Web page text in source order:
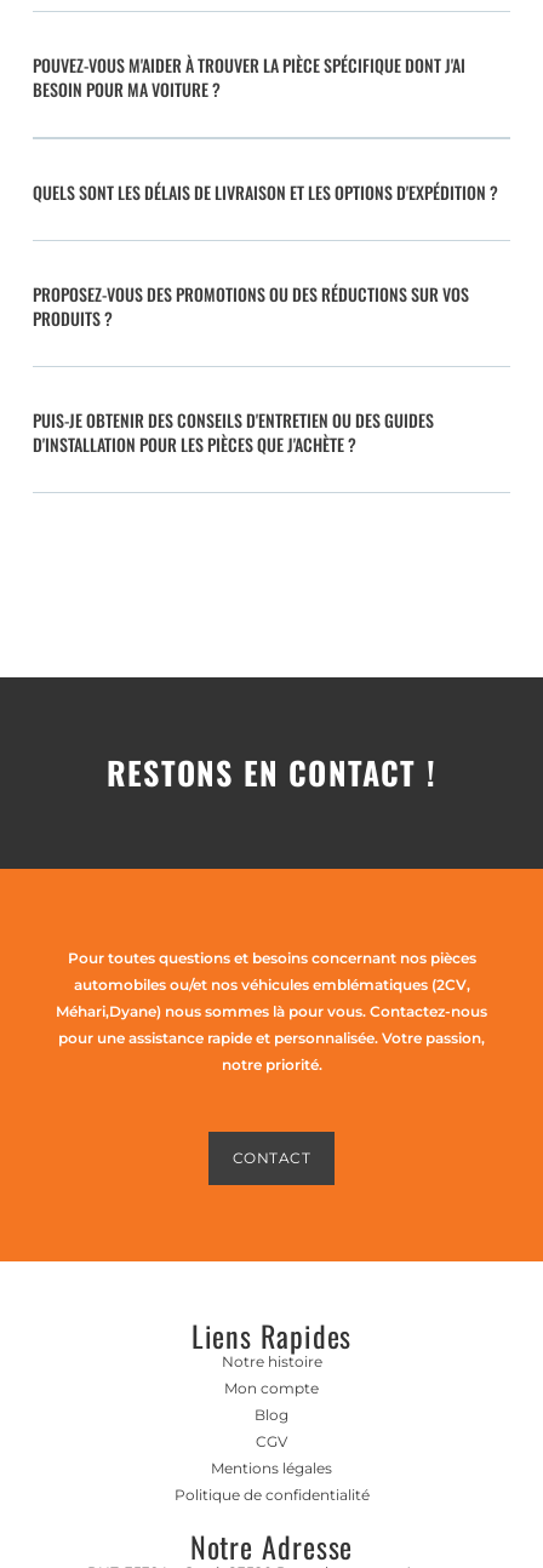
POUVEZ-VOUS M'AIDER À TROUVER LA PIÈCE SPÉCIFIQUE DONT J'AI
BESOIN POUR MA VOITURE ?
QUELS SONT LES DÉLAIS DE LIVRAISON ET LES OPTIONS D'EXPÉDITION ?
PROPOSEZ-VOUS DES PROMOTIONS OU DES RÉDUCTIONS SUR VOS
PRODUITS ?
PUIS-JE OBTENIR DES CONSEILS D'ENTRETIEN OU DES GUIDES
D'INSTALLATION POUR LES PIÈCES QUE J'ACHÈTE ?
RESTONS EN CONTACT !
Pour toutes questions et besoins concernant nos pièces
automobiles ou/et nos véhicules emblématiques (2CV,
Méhari,Dyane) nous sommes là pour vous. Contactez-nous
pour une assistance rapide et personnalisée. Votre passion,
notre priorité.
CONTACT
Liens Rapides
Notre histoire
Mon compte
Blog
CGV
Mentions légales
Politique de confidentialité
Notre Adresse